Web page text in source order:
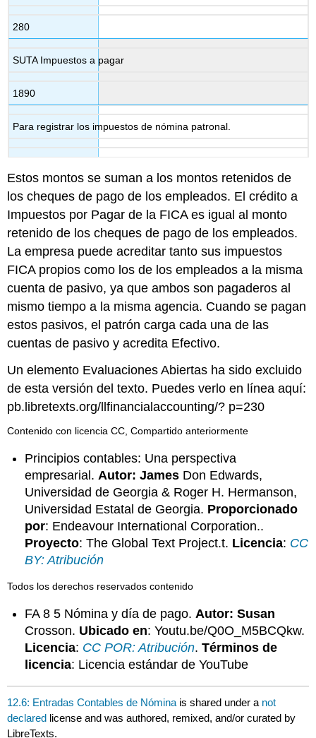
280
SUTA Impuestos a pagar
1890
Para registrar los impuestos de nómina patronal.
Estos montos se suman a los montos retenidos de
los cheques de pago de los empleados. El crédito a
Impuestos por Pagar de la FICA es igual al monto
retenido de los cheques de pago de los empleados.
La empresa puede acreditar tanto sus impuestos
FICA propios como los de los empleados a la misma
cuenta de pasivo, ya que ambos son pagaderos al
mismo tiempo a la misma agencia. Cuando se pagan
estos pasivos, el patrón carga cada una de las
cuentas de pasivo y acredita Efectivo.
Un elemento Evaluaciones Abiertas ha sido excluido
de esta versión del texto. Puedes verlo en línea aquí:
pb.libretexts.org/llfinancialaccounting/? p=230
Contenido con licencia CC, Compartido anteriormente
Principios contables: Una perspectiva
empresarial. Autor: James Don Edwards,
Universidad de Georgia & Roger H. Hermanson,
Universidad Estatal de Georgia. Proporcionado
por: Endeavour International Corporation..
Proyecto: The Global Text Project.t. Licencia: CC
BY: Atribución
Todos los derechos reservados contenido
FA 8 5 Nómina y día de pago. Autor: Susan
Crosson. Ubicado en: Youtu.be/Q0O_M5BCQkw.
Licencia: CC POR: Atribución.Términos de
licencia: Licencia estándar de YouTube
12.6: Entradas Contables de Nómina is shared under a not
declared license and was authored, remixed, and/or curated by
LibreTexts.